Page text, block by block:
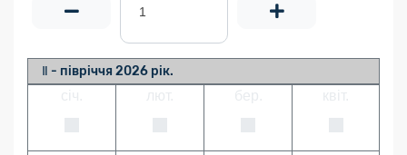
Ⅱ - півріччя 2026 рік.